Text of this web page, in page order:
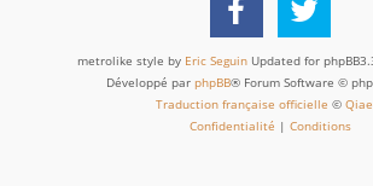
metrolike style by Eric Seguin Updated for
Développé par phpBB® Forum Software ©
Traduction française officielle ©
Confidentialité | Conditions